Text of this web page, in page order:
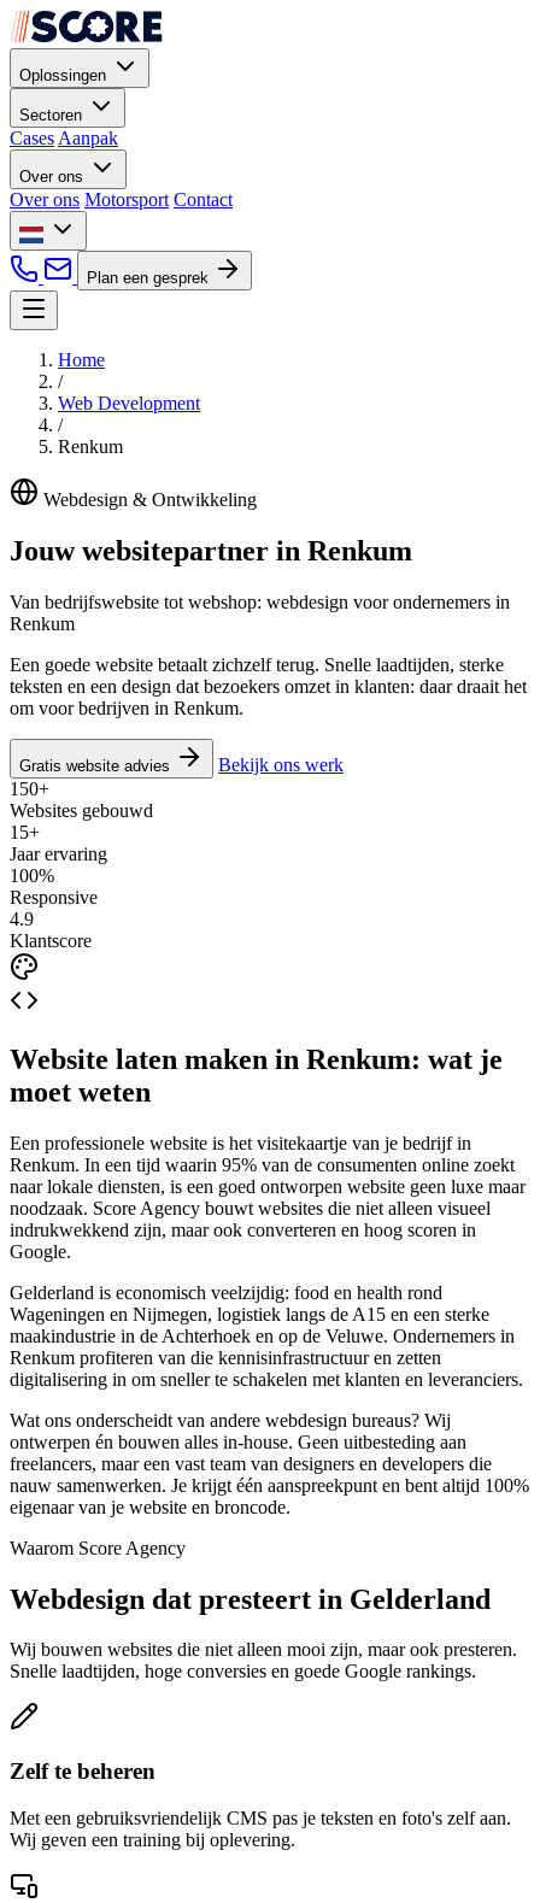
Oplossingen
Sectoren
Cases Aanpak
Over ons
Over ons Motorsport Contact
Plan een gesprek
Home
/
Web Development
/
Renkum
Webdesign & Ontwikkeling
Jouw websitepartner in Renkum
Van bedrijfswebsite tot webshop: webdesign voor ondernemers in
Renkum
Een goede website betaalt zichzelf terug. Snelle laadtijden, sterke
teksten en een design dat bezoekers omzet in klanten: daar draait het
om voor bedrijven in Renkum.
Gratis website advies
Bekijk ons werk
150+
Websites gebouwd
15+
Jaar ervaring
100%
Responsive
4.9
Klantscore
Website laten maken in Renkum: wat je
moet weten
Een professionele website is het visitekaartje van je bedrijf in
Renkum. In een tijd waarin 95% van de consumenten online zoekt
naar lokale diensten, is een goed ontworpen website geen luxe maar
noodzaak. Score Agency bouwt websites die niet alleen visueel
indrukwekkend zijn, maar ook converteren en hoog scoren in
Google.
Gelderland is economisch veelzijdig: food en health rond
Wageningen en Nijmegen, logistiek langs de A15 en een sterke
maakindustrie in de Achterhoek en op de Veluwe. Ondernemers in
Renkum profiteren van die kennisinfrastructuur en zetten
digitalisering in om sneller te schakelen met klanten en leveranciers.
Wat ons onderscheidt van andere webdesign bureaus? Wij
ontwerpen én bouwen alles in-house. Geen uitbesteding aan
freelancers, maar een vast team van designers en developers die
nauw samenwerken. Je krijgt één aanspreekpunt en bent altijd 100%
eigenaar van je website en broncode.
Waarom Score Agency
Webdesign dat presteert in Gelderland
Wij bouwen websites die niet alleen mooi zijn, maar ook presteren.
Snelle laadtijden, hoge conversies en goede Google rankings.
Zelf te beheren
Met een gebruiksvriendelijk CMS pas je teksten en foto's zelf aan.
Wij geven een training bij oplevering.